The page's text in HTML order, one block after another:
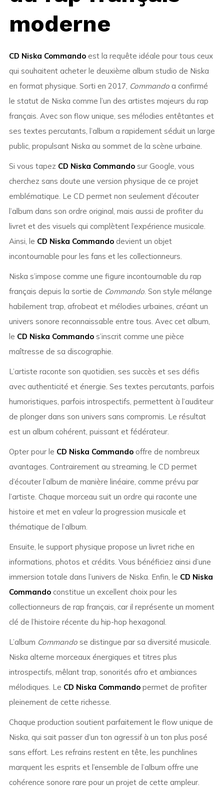
moderne
CD Niska Commandoest la requête idéale pour tous ceux
qui souhaitent acheter le deuxième album studio de Niska
en format physique. Sorti en 2017, Commandoa confirmé
le statut de Niska comme l’un des artistes majeurs du rap
français. Avec son flow unique, ses mélodies entêtantes et
ses textes percutants, l’album a rapidement séduit un large
public, propulsant Niska au sommet de la scène urbaine.
Si vous tapez CD Niska Commandosur Google, vous
cherchez sans doute une version physique de ce projet
emblématique. Le CD permet non seulement d’écouter
l’album dans son ordre original, mais aussi de profiter du
livret et des visuels qui complètent l’expérience musicale.
Ainsi, le CD Niska Commandodevient un objet
incontournable pour les fans et les collectionneurs.
Niska s’impose comme une figure incontournable du rap
français depuis la sortie de Commando. Son style mélange
habilement trap, afrobeat et mélodies urbaines, créant un
univers sonore reconnaissable entre tous. Avec cet album,
le CD Niska Commandos’inscrit comme une pièce
maîtresse de sa discographie.
L’artiste raconte son quotidien, ses succès et ses défis
avec authenticité et énergie. Ses textes percutants, parfois
humoristiques, parfois introspectifs, permettent à l’auditeur
de plonger dans son univers sans compromis. Le résultat
est un album cohérent, puissant et fédérateur.
Opter pour le CD Niska Commandooffre de nombreux
avantages. Contrairement au streaming, le CD permet
d’écouter l’album de manière linéaire, comme prévu par
l’artiste. Chaque morceau suit un ordre qui raconte une
histoire et met en valeur la progression musicale et
thématique de l’album.
Ensuite, le support physique propose un livret riche en
informations, photos et crédits. Vous bénéficiez ainsi d’une
immersion totale dans l’univers de Niska. Enfin, le CD Niska
Commandoconstitue un excellent choix pour les
collectionneurs de rap français, car il représente un moment
clé de l’histoire récente du hip-hop hexagonal.
L’album Commandose distingue par sa diversité musicale.
Niska alterne morceaux énergiques et titres plus
introspectifs, mêlant trap, sonorités afro et ambiances
mélodiques. Le CD Niska Commandopermet de profiter
pleinement de cette richesse.
Chaque production soutient parfaitement le flow unique de
Niska, qui sait passer d’un ton agressif à un ton plus posé
sans effort. Les refrains restent en tête, les punchlines
marquent les esprits et l’ensemble de l’album offre une
cohérence sonore rare pour un projet de cette ampleur.